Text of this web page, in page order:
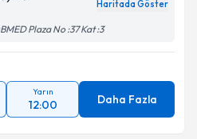
Haritada Göster
Plaza No :37 Kat :3
Yarın
12:00 Daha Fazla